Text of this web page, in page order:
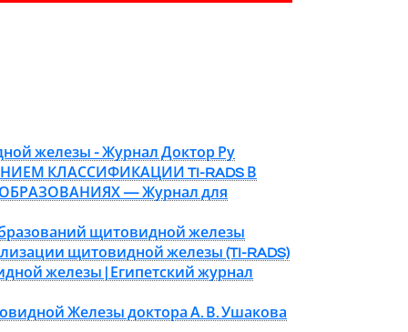
железы - Журнал Доктор Ру
КЛАССИФИКАЦИИ TI-RADS В
— Журнал для
щитовидной железы
щитовидной железы (TI-RADS)
железы | Египетский журнал
Железы доктора А. В. Ушакова